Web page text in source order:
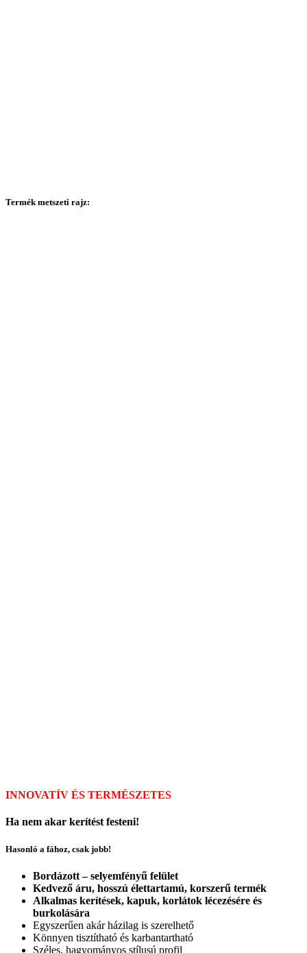
Termék metszeti rajz:
INNOVATÍV ÉS TERMÉSZETES
Ha nem akar kerítést festeni!
Hasonló a fához, csak jobb!
Bordázott – selyemfényű felület
Kedvező áru, hosszú élettartamú, korszerű termék
Alkalmas kerítések, kapuk, korlátok lécezésére és
burkolására
Egyszerűen akár házilag is szerelhető
Könnyen tisztítható és karbantartható
Széles, hagyományos stílusú profil